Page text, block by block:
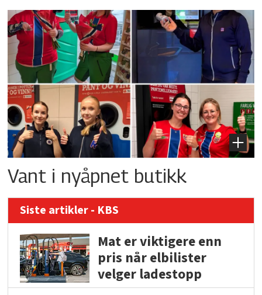
Vant i nyåpnet butikk
Siste artikler - KBS
Mat er viktigere enn
pris når elbilister
velger ladestopp